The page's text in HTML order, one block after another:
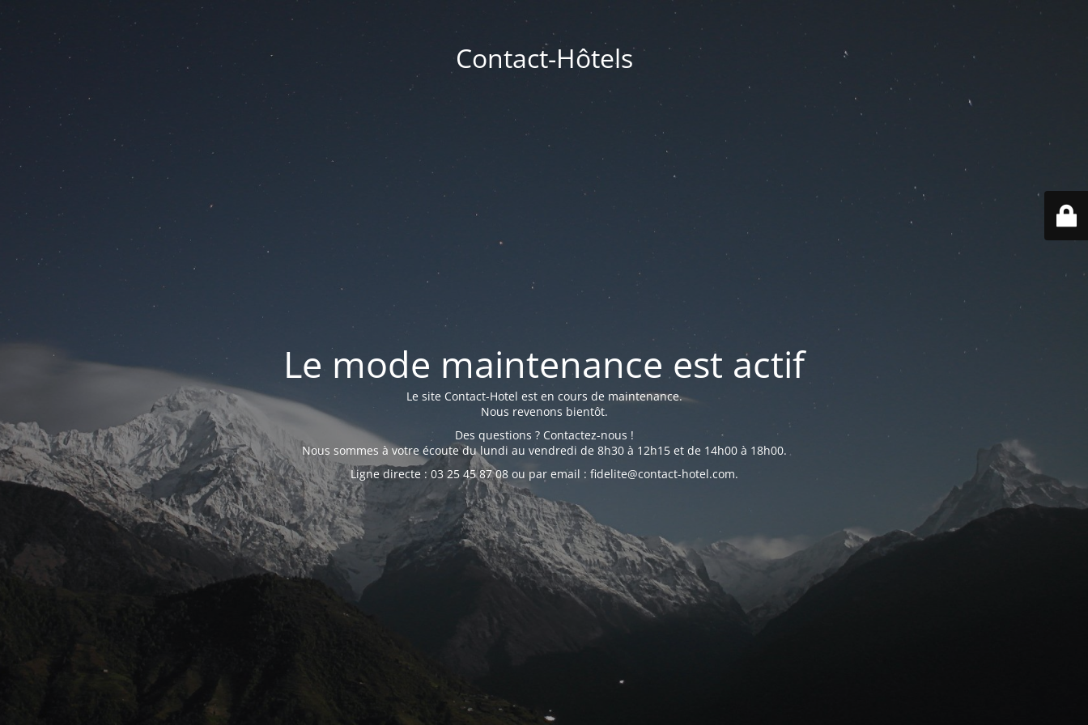
Contact-Hôtels
Le mode maintenance est actif
Le site Contact-Hotel est en cours de maintenance.
Nous revenons bientôt.
Des questions ? Contactez-nous !
Nous sommes à votre écoute du lundi au vendredi de 8h30 à 12h15 et de 14h00 à 18h00.
Ligne directe : 03 25 45 87 08 ou par email : fidelite@contact-hotel.com.